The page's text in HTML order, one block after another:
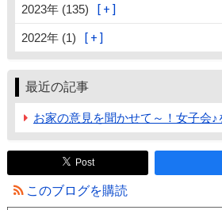
2023年 (135)
2022年 (1)
最近の記事
お家の意見を聞かせて～！女子会♪
Post
このブログを購読